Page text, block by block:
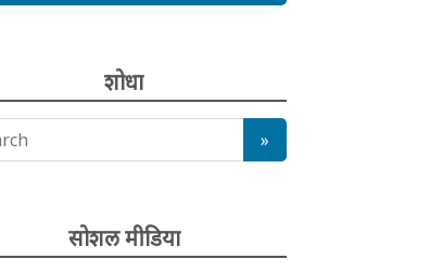
शोधा
सोशल मीडिया